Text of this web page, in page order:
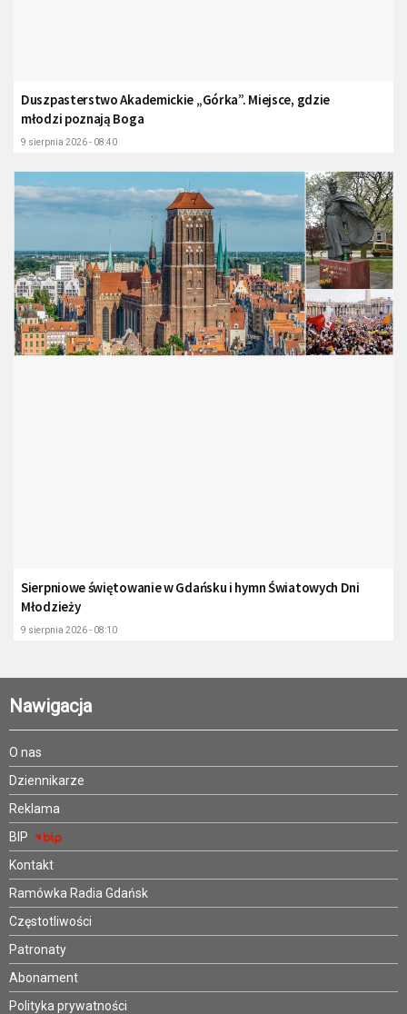
Duszpasterstwo Akademickie „Górka”. Miejsce, gdzie
młodzi poznają Boga
9 sierpnia 2026 - 08:40
Sierpniowe świętowanie w Gdańsku i hymn Światowych Dni
Młodzieży
9 sierpnia 2026 - 08:10
Nawigacja
O nas
Dziennikarze
Reklama
BIP
Kontakt
Ramówka Radia Gdańsk
Częstotliwości
Patronaty
Abonament
Polityka prywatności